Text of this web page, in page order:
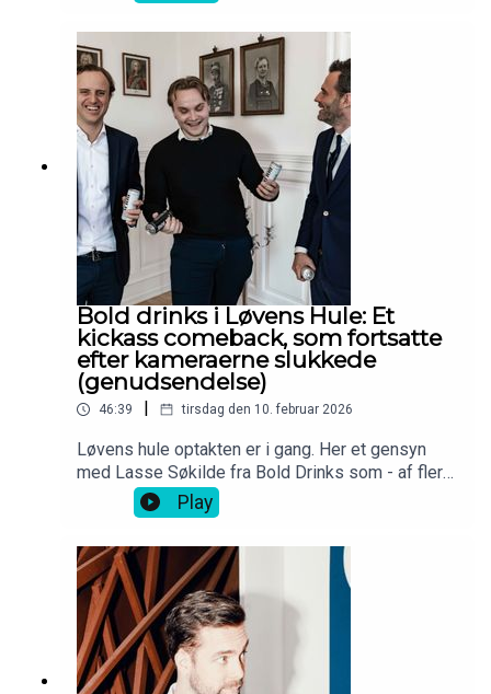
Bold drinks i Løvens Hule: Et
kickass comeback, som fortsatte
efter kameraerne slukkede
(genudsendelse)
46:39 | tirsdag den 10. februar 2026
Løvens hule optakten er i gang. Her et gensyn
med Lasse Søkilde fra Bold Drinks som - af flere
omgang - ikke tog et nej for et nej.
Play